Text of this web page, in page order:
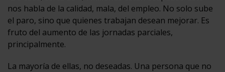
nos habla de la calidad, mala, del empleo. No solo sube
el paro, sino que quienes trabajan desean mejorar. Es
fruto del aumento de las jornadas parciales,
principalmente.
La mayoría de ellas, no deseadas. Una persona que no